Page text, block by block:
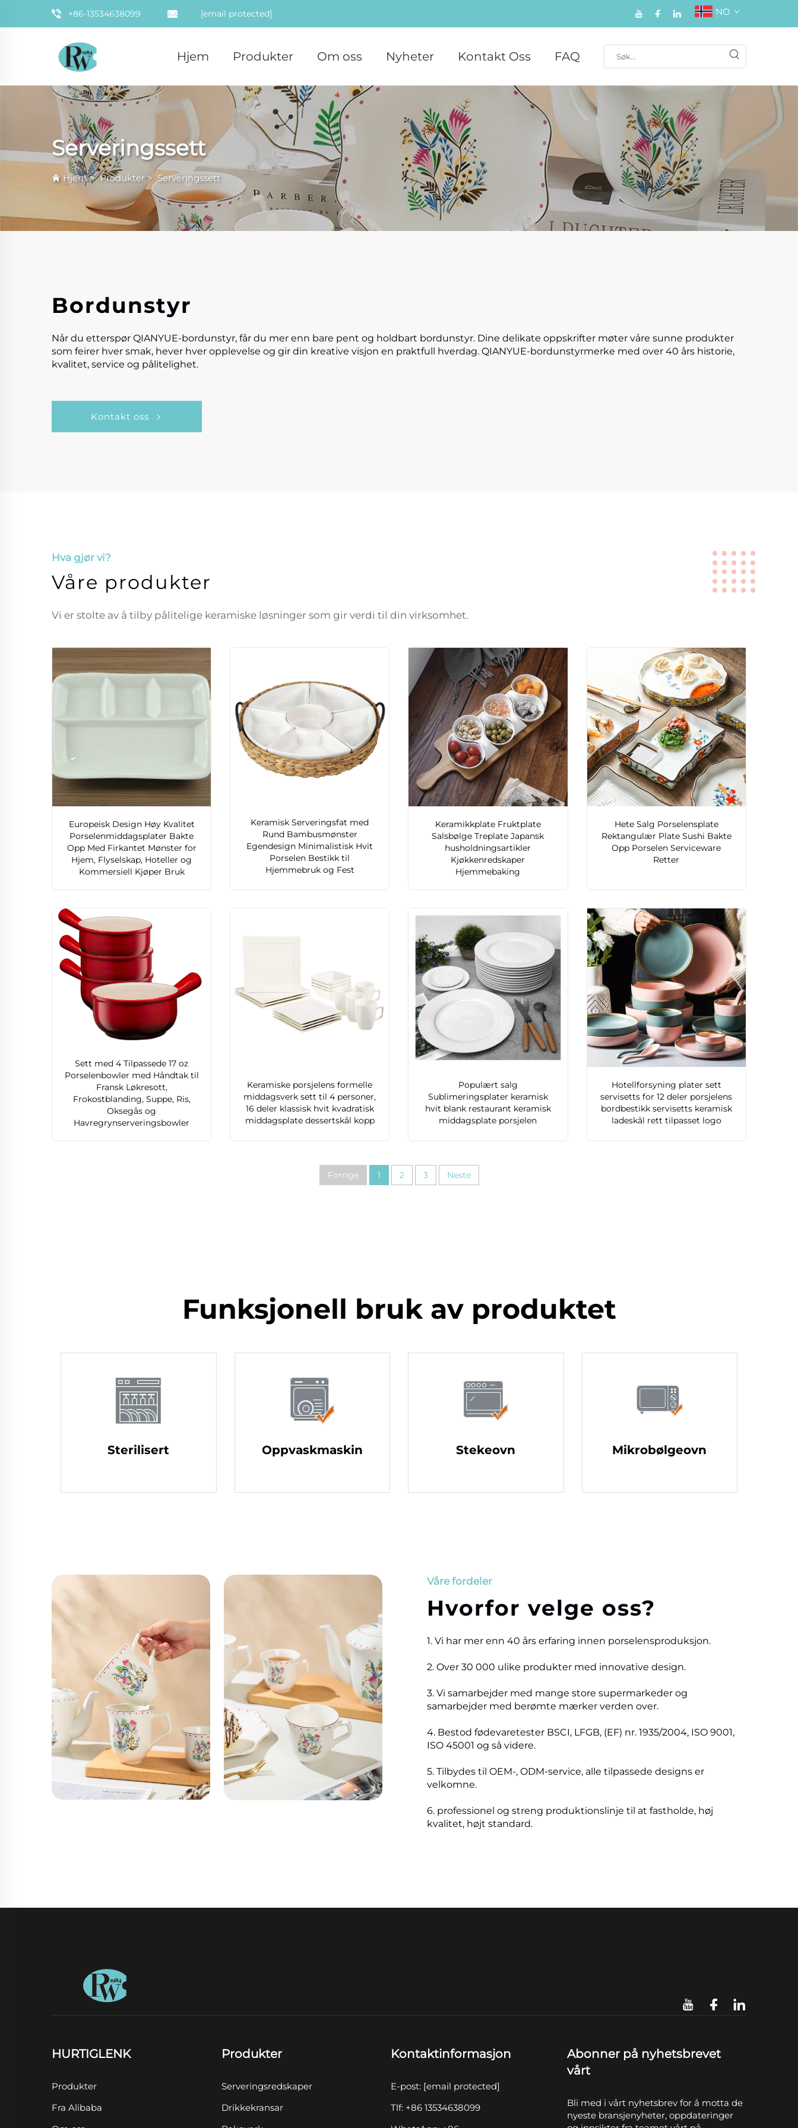
+86-13534638099 [email protected] NO
Hjem Produkter Om oss Nyheter Kontakt Oss FAQ
Serveringssett
Hjem>Produkter>Serveringssett
Bordunstyr
Når du etterspør QIANYUE-bordunstyr, får du mer enn bare pent og holdbart bordunstyr. Dine delikate oppskrifter møter våre sunne produkter
som feirer hver smak, hever hver opplevelse og gir din kreative visjon en praktfull hverdag. QIANYUE-bordunstyrmerke med over 40 års historie,
kvalitet, service og pålitelighet.
Kontakt oss
Hva gjør vi?
Våre produkter
Vi er stolte av å tilby pålitelige keramiske løsninger som gir verdi til din virksomhet.
Europeisk Design Høy Kvalitet
Porselenmiddagsplater Bakte
Opp Med Firkantet Mønster for
Hjem, Flyselskap, Hoteller og
Kommersiell Kjøper Bruk
Keramisk Serveringsfat med
Rund Bambusmønster
Egendesign Minimalistisk Hvit
Porselen Bestikk til
Hjemmebruk og Fest
Keramikkplate Fruktplate
Salsbølge Treplate Japansk
husholdningsartikler
Kjøkkenredskaper
Hjemmebaking
Hete Salg Porselensplate
Rektangulær Plate Sushi Bakte
Opp Porselen Serviceware
Retter
Sett med 4 Tilpassede 17 oz
Porselenbowler med Håndtak til
Fransk Løkresott,
Frokostblanding, Suppe, Ris,
Oksegås og
Havregrynserveringsbowler
Keramiske porsjelens formelle
middagsverk sett til 4 personer,
16 deler klassisk hvit kvadratisk
middagsplate dessertskål kopp
Populært salg
Sublimeringsplater keramisk
hvit blank restaurant keramisk
middagsplate porsjelen
Hotellforsyning plater sett
servisetts for 12 deler porsjelens
bordbestikk servisetts keramisk
ladeskål rett tilpasset logo
Forrige 1 2 3 Neste
Funksjonell bruk av produktet
Sterilisert Oppvaskmaskin Stekeovn Mikrobølgeovn
Våre fordeler
Hvorfor velge oss?
1. Vi har mer enn 40 års erfaring innen porselensproduksjon.
2. Over 30 000 ulike produkter med innovative design.
3. Vi samarbejder med mange store supermarkeder og
samarbejder med berømte mærker verden over.
4. Bestod fødevaretester BSCI, LFGB, (EF) nr. 1935/2004, ISO 9001,
ISO 45001 og så videre.
5. Tilbydes til OEM-, ODM-service, alle tilpassede designs er
velkomne.
6. professionel og streng produktionslinje til at fastholde, høj
kvalitet, højt standard.
HURTIGLENK
Produkter
Fra Alibaba
Produkter
Serveringsredskaper
Drikkekransar
Kontaktinformasjon
E-post: [email protected]
Tlf: +86 13534638099
Abonner på nyhetsbrevet
vårt
Bli med i vårt nyhetsbrev for å motta de
nyeste bransjenyheter, oppdateringer